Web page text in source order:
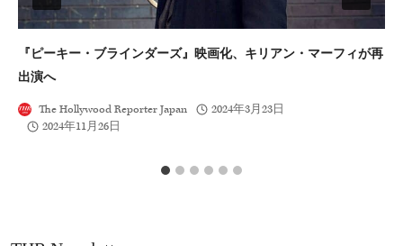
『ピーキー・ブラインダーズ』映画化、キリアン・マーフィが再
出演へ
The Hollywood Reporter Japan
2024年3月23日
2024年11月26日